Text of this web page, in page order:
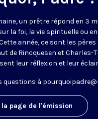
un prêtre répond en 3
la foi, la vie spirituelle ou
Cette année, ce sont les
de Rincquesen et Charles-
leur réflexion et leur
questions à
page de l'émission